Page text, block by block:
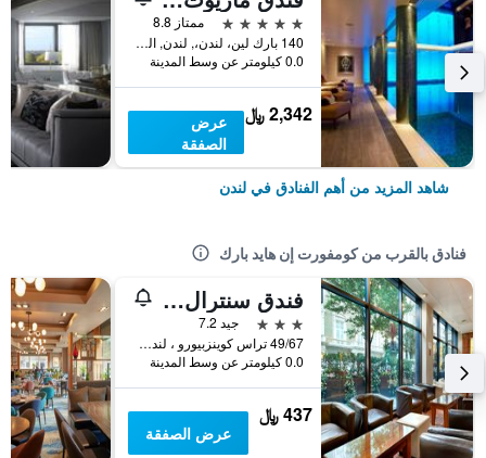
5 نجوم
ممتاز 8.8
140 بارك لين، لندن،, لندن, المملكة المتحدة
0.0 كيلومتر عن وسط المدينة
2,342 ﷼
عرض
الصفقة
شاهد المزيد من أهم الفنادق في لندن
فنادق بالقرب من كومفورت إن هايد بارك
فندق سنترال بارك
3 نجوم
جيد 7.2
49/67 تراس كوينزبيورو ، لندن, لندن, المملكة المتحدة
0.0 كيلومتر عن وسط المدينة
437 ﷼
عرض الصفقة